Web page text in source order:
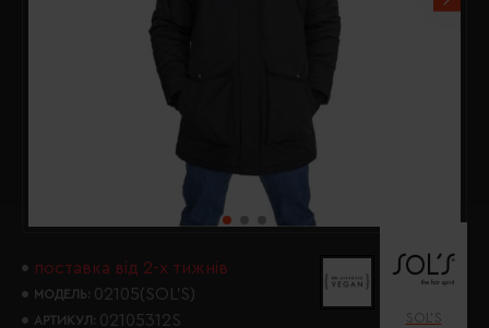
поставка від 2-х тижнів
МОДЕЛЬ: 02105(SOL’S)
АРТИКУЛ: 02105312S SOL’S